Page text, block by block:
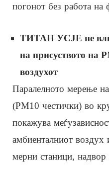
погонот без работа на
ТИТАН УСЈЕ не
на присуството на
воздухот
Паралелното мерење
(PM10 честички) во
покажува
амбиенталниот воздух
мерни станици, надвор